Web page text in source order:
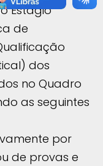
Estágio
de
dos
no Quadro
as seguintes
por
de provas e